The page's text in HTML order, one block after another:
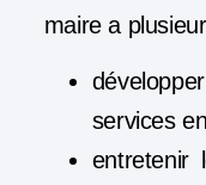
maire a
services
entretenir